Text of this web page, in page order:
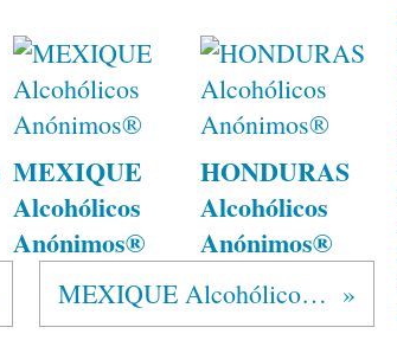
MEXIQUE
Alcohólicos
Anónimos®
HONDURAS
Alcohólicos
Anónimos®
MEXIQUE Alcohólicos Anónimos®